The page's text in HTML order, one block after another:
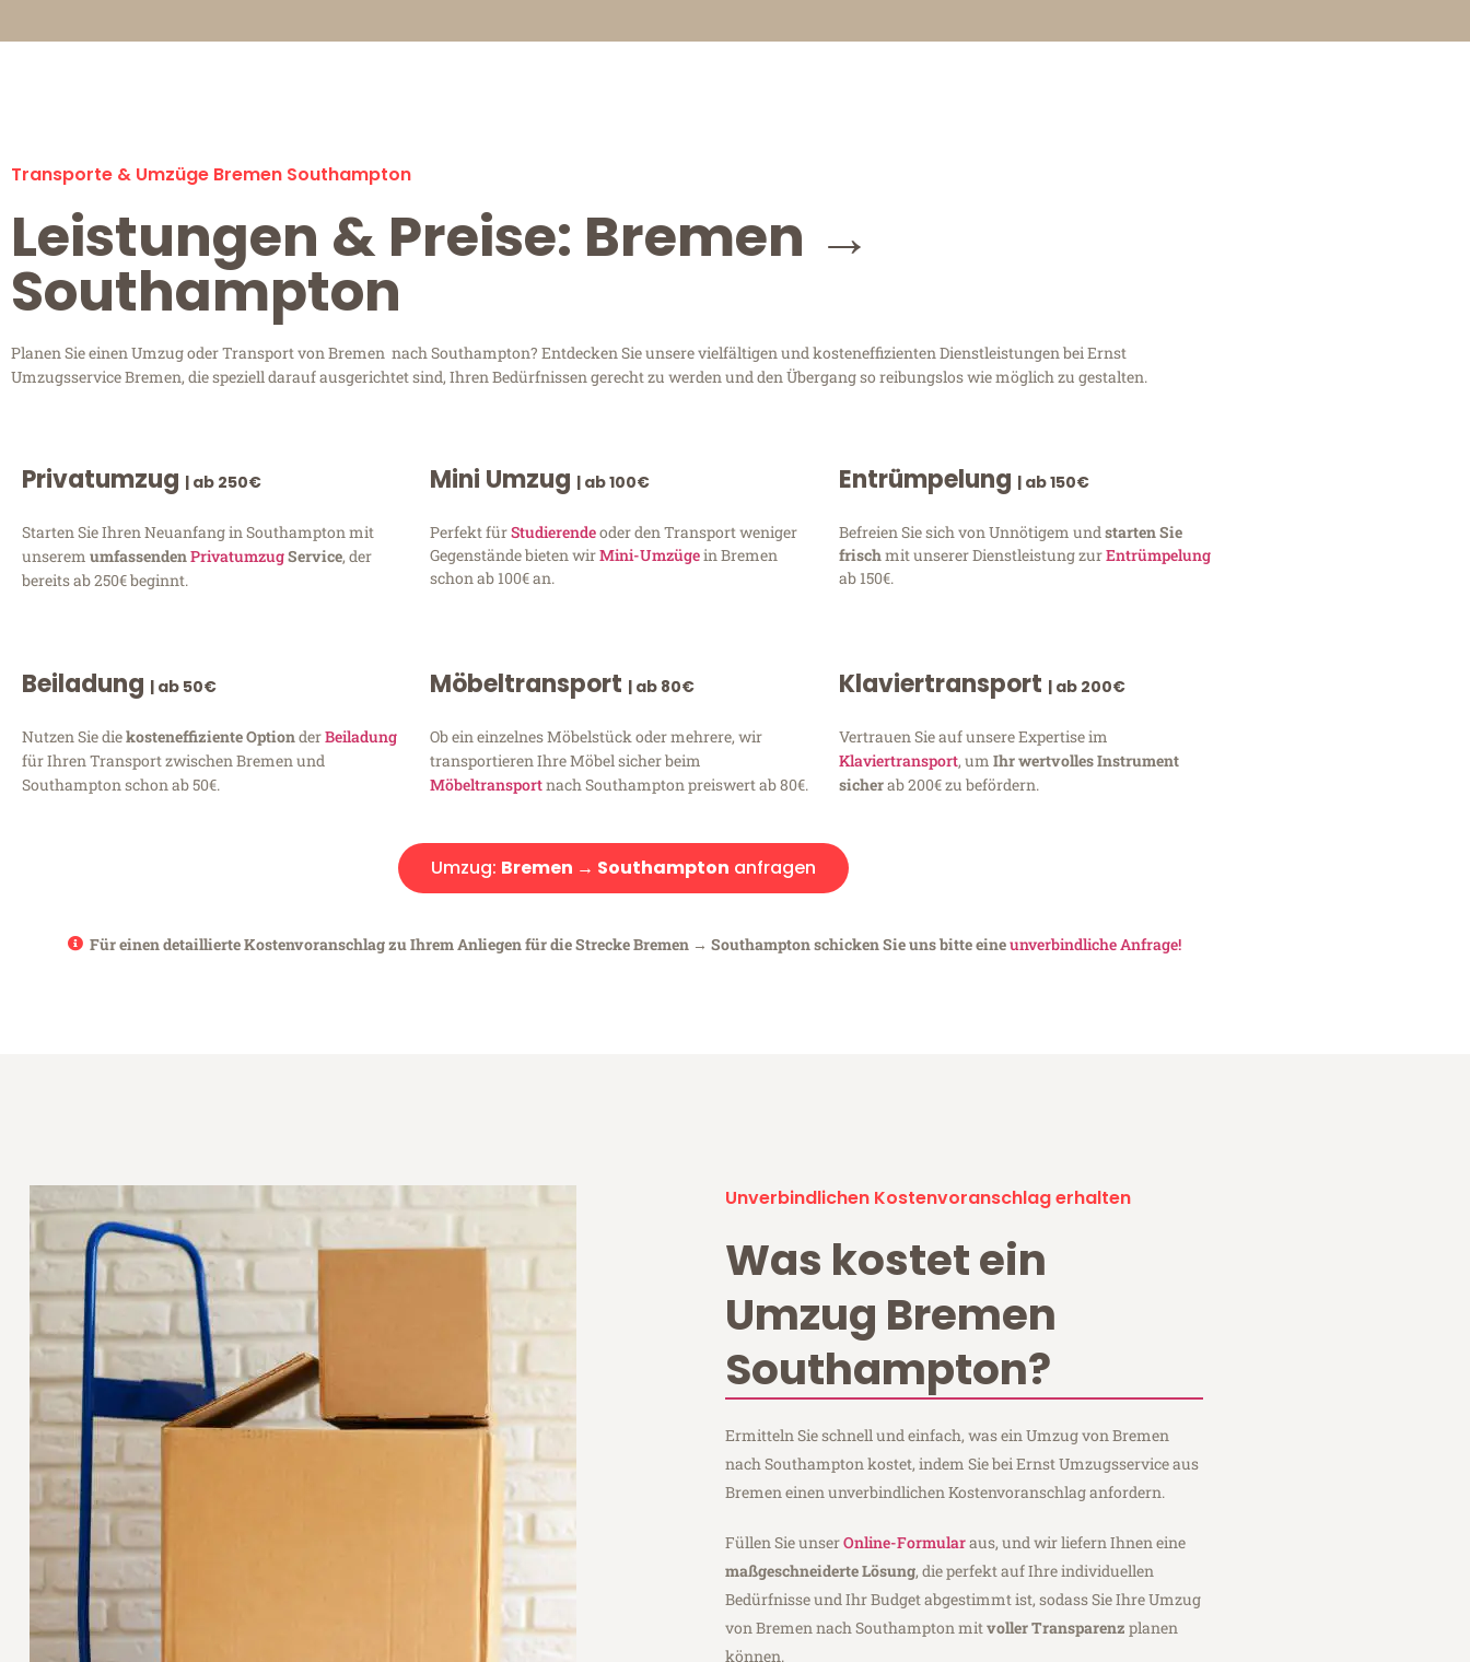
Transporte & Umzüge Bremen Southampton
Leistungen & Preise: Bremen →
Southampton
Planen Sie einen Umzug oder Transport von Bremen nach Southampton? Entdecken Sie unsere vielfältigen und kosteneffizienten Dienstleistungen bei Ernst
Umzugsservice Bremen, die speziell darauf ausgerichtet sind, Ihren Bedürfnissen gerecht zu werden und den Übergang so reibungslos wie möglich zu gestalten.
Privatumzug | ab 250€
Starten Sie Ihren Neuanfang in Southampton mit
unserem umfassendenPrivatumzugService, der
bereits ab 250€ beginnt.
Mini Umzug | ab 100€
Perfekt fürStudierendeoder den Transport weniger
Gegenstände bieten wirMini-Umzügein Bremen
schon ab 100€ an.
Entrümpelung | ab 150€
Befreien Sie sich von Unnötigem und starten Sie
frischmit unserer Dienstleistung zurEntrümpelung
ab 150€.
Beiladung | ab 50€
Nutzen Sie diekosteneffiziente OptionderBeiladung
für Ihren Transport zwischen Bremen und
Southampton schon ab 50€.
Möbeltransport | ab 80€
Ob ein einzelnes Möbelstück oder mehrere, wir
transportieren Ihre Möbel sicher beim
Möbeltransportnach Southampton preiswert ab 80€.
Klaviertransport | ab 200€
Vertrauen Sie auf unsere Expertise im
Klaviertransport, um Ihr wertvolles Instrument
sicherab 200€ zu befördern.
Umzug: Bremen → Southampton anfragen
Für einen detaillierte Kostenvoranschlag zu Ihrem Anliegen für die Strecke Bremen → Southampton schicken Sie uns bitte eineunverbindliche Anfrage!
Unverbindlichen Kostenvoranschlag erhalten
Was kostet ein
Umzug Bremen
Southampton?
Ermitteln Sie schnell und einfach, was ein Umzug von Bremen
nach Southampton kostet, indem Sie bei Ernst Umzugsservice aus
Bremen einen unverbindlichen Kostenvoranschlag anfordern.
Füllen Sie unserOnline-Formularaus, und wir liefern Ihnen eine
maßgeschneiderte Lösung, die perfekt auf Ihre individuellen
Bedürfnisse und Ihr Budget abgestimmt ist, sodass Sie Ihre Umzug
von Bremen nach Southampton mitvoller Transparenz planen
können.